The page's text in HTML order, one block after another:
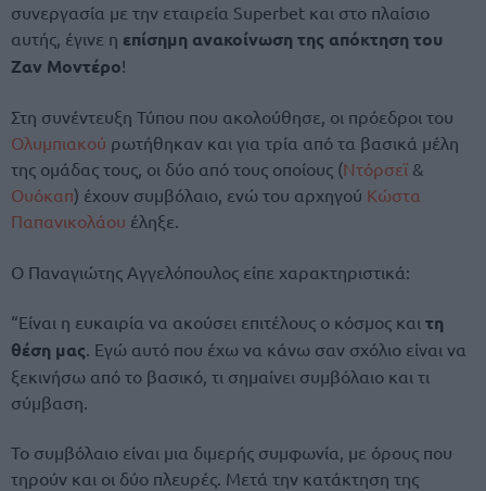
συνεργασία με την εταιρεία Superbet και στο πλαίσιο
αυτής, έγινε η επίσημη ανακοίνωση της απόκτηση του
Ζαν Μοντέρο!
Στη συνέντευξη Τύπου που ακολούθησε, οι πρόεδροι του
Ολυμπιακού ρωτήθηκαν και για τρία από τα βασικά μέλη
της ομάδας τους, οι δύο από τους οποίους (Ντόρσεϊ &
Ουόκαπ) έχουν συμβόλαιο, ενώ του αρχηγού Κώστα
Παπανικολάου έληξε.
Ο Παναγιώτης Αγγελόπουλος είπε χαρακτηριστικά:
“Είναι η ευκαιρία να ακούσει επιτέλους ο κόσμος και τη
θέση μας . Εγώ αυτό που έχω να κάνω σαν σχόλιο είναι να
ξεκινήσω από το βασικό, τι σημαίνει συμβόλαιο και τι
σύμβαση.
Το συμβόλαιο είναι μια διμερής συμφωνία, με όρους που
τηρούν και οι δύο πλευρές. Μετά την κατάκτηση της